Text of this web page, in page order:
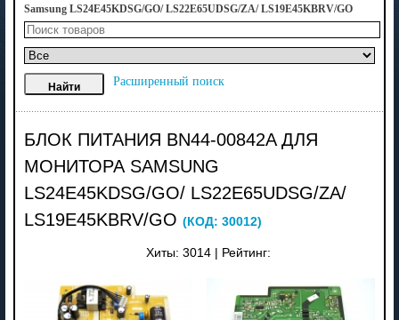
Samsung LS24E45KDSG/GO/ LS22E65UDSG/ZA/ LS19E45KBRV/GO
Расширенный поиск
БЛОК ПИТАНИЯ BN44-00842A ДЛЯ
МОНИТОРА SAMSUNG
LS24E45KDSG/GO/ LS22E65UDSG/ZA/
LS19E45KBRV/GO (КОД: 30012)
Хиты: 3014 Рейтинг: